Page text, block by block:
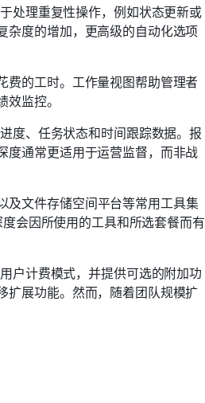
处理重复性操作，例如状态更新或
杂度的增加，更高级的自动化选项
费的工时。工作量视图帮助管理者
监控。
度、任务状态和时间跟踪数据。报
度通常更适用于运营监督，而非战
及文件存储空间平台等常用工具集
会因所使用的工具和所选套餐而有
户计费模式，并提供可选的附加功
扩展功能。然而，随着团队规模扩